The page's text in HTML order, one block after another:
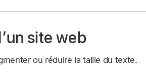
site web
ou réduire la taille du texte.